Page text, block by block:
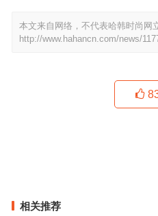
本文来自网络，不代表哈韩时尚网
http://www.hahancn.com/news/
相关推荐